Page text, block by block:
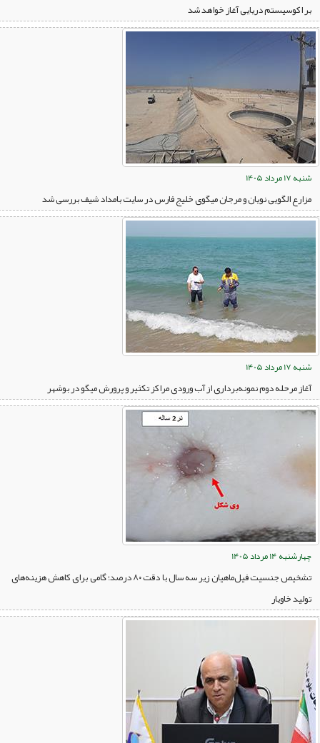
بر اکوسیستم دریایی آغاز خواهد شد
شنبه 17 مرداد 1405
مزارع الگویی نویان و مرجان میگوی خلیج فارس در سایت بامداد شیف بررسی شد
شنبه 17 مرداد 1405
آغاز مرحله دوم نمونه‌برداری از آب ورودی مراکز تکثیر و پرورش میگو در بوشهر
چهارشنبه 14 مرداد 1405
تشخیص جنسیت فیل‌ماهیان زیر سه سال با دقت ۸۰ درصد؛ گامی برای کاهش هزینه‌های
تولید خاویار